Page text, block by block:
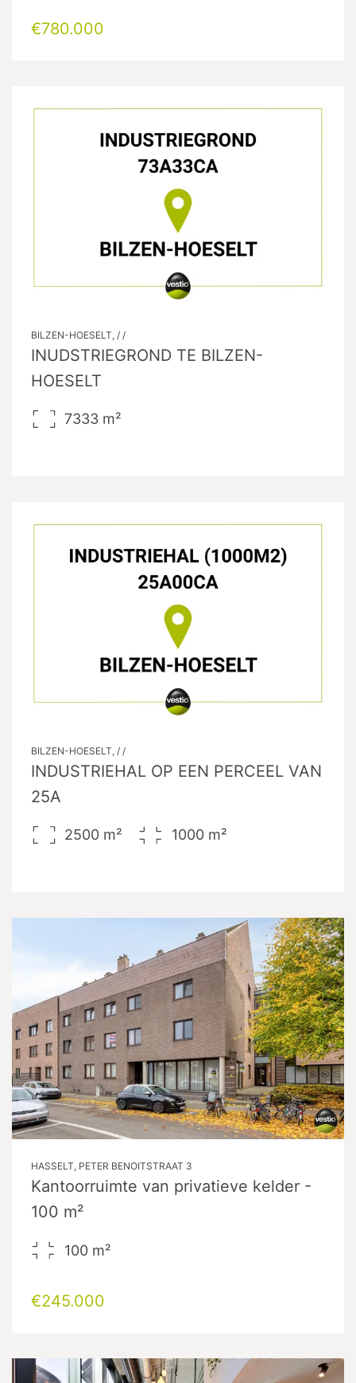
€780.000
BILZEN-HOESELT, / /
INUDSTRIEGROND TE BILZEN-
HOESELT
7333 m²
BILZEN-HOESELT, / /
INDUSTRIEHAL OP EEN PERCEEL VAN
25A
2500 m² 1000 m²
HASSELT, PETER BENOITSTRAAT 3
Kantoorruimte van privatieve kelder -
100 m²
100 m²
€245.000